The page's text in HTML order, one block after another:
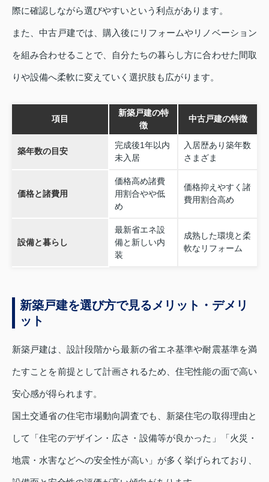
際に確認しながら選びやすいという利点があります。
また、中古戸建では、購入後にリフォームやリノベーション
を組み合わせることで、自分たちの暮らし方に合わせた間取
りや設備へ柔軟に変えていく選択肢も広がります。
項目
新築戸建の特
徴
中古戸建の特徴
築年数の目安
完成後1年以内
未入居
入居歴あり築年数
さまざま
価格と諸費用
価格高め諸費
用割合やや低
め
価格抑えやすく諸
費用割合高め
設備と暮らし
最新省エネ設
備と新しい内
装
成熟した環境と柔
軟なリフォーム
新築戸建を選び方で見るメリット・デメリ
ット
新築戸建は、設計段階から最新の省エネ基準や耐震基準を満
たすことを前提として計画されるため、住宅性能の面で高い
安心感が得られます。
国土交通省の住宅市場動向調査でも、新築住宅の取得理由と
して「住宅のデザイン・広さ・設備等が良かった」「火災・
地震・水害などへの安全性が高い」が多く挙げられており、